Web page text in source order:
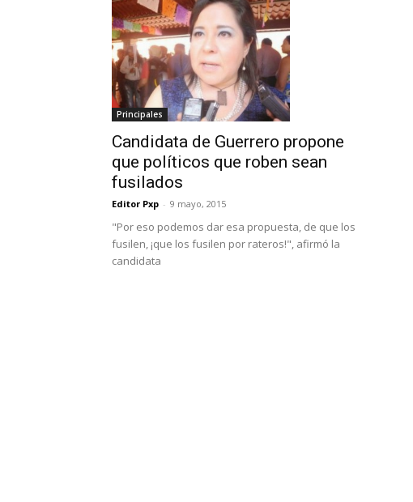
Principales
Candidata de Guerrero propone
que políticos que roben sean
fusilados
Editor Pxp - 9 mayo, 2015
"Por eso podemos dar esa propuesta, de que los
fusilen, ¡que los fusilen por rateros!", afirmó la
candidata